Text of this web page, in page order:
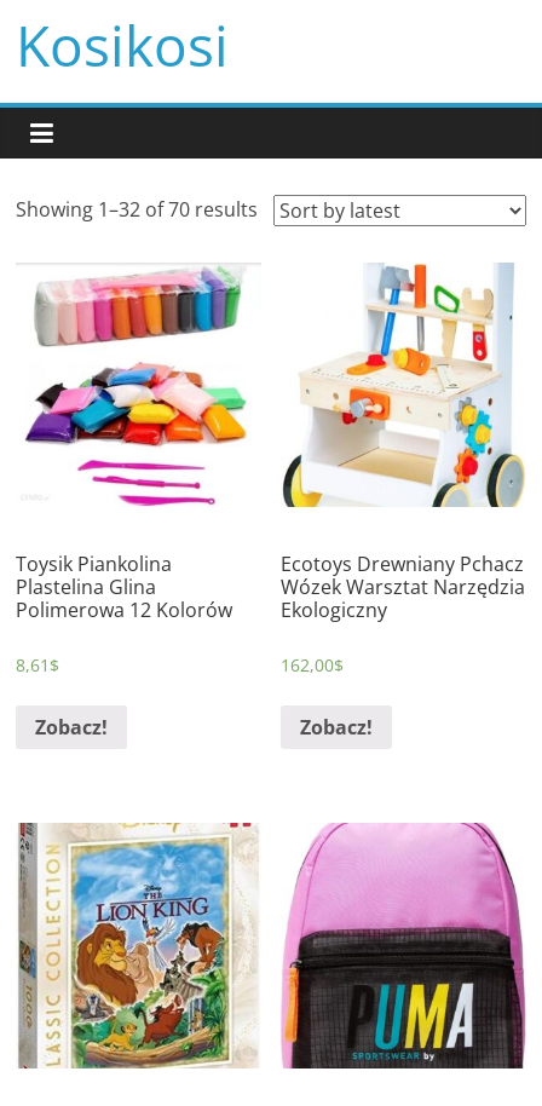
treści
Kosikosi
Showing 1–32 of 70 results
Toysik Piankolina
Plastelina Glina
Polimerowa 12 Kolorów
8,61 $
Zobacz!
Ecotoys Drewniany Pchacz
Wózek Warsztat Narzędzia
Ekologiczny
162,00$
Zobacz!